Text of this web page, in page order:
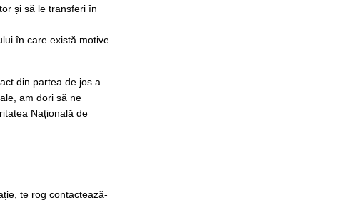
și să le transferi în
în care există motive
din partea de jos a
am dori să ne
Națională de
te rog contactează-